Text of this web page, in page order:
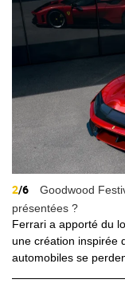
2/6
Goodwood
présentées ?
Ferrari a apporté du
une création inspirée
automobiles se